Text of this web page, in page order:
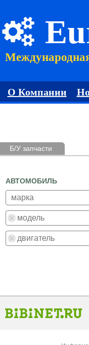
О Компании
Б/У запчасти
АВТОМОБИЛЬ